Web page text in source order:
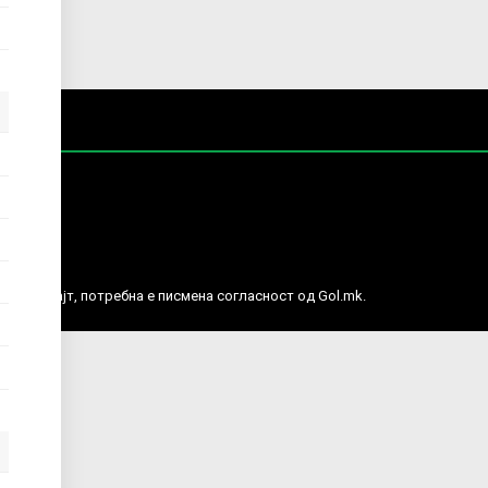
веб сајт, потребна е писмена согласност од Gol.mk.